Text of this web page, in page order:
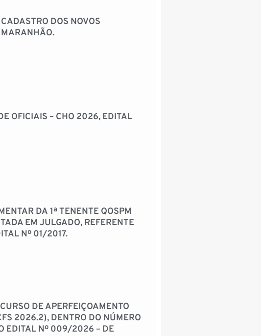
DOS NOVOS
MARANHÃO.
OFICIAIS – CHO 2026, EDITAL
DA 1ª TENENTE QOSPM
EM JULGADO, REFERENTE
Nº 01/2017.
DE APERFEIÇOAMENTO
2026.2), DENTRO DO NÚMERO
O EDITAL Nº 009/2026 – DE